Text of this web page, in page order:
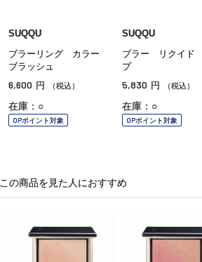
SUQQU
ブラーリング カラー
ブラッシュ
6,600 円 （税込）
在庫：○
OPポイント対象
SUQQU
ブラー リクイド
プ
5,830 円 （税込）
在庫：○
OPポイント対象
この商品を見た人におすすめ